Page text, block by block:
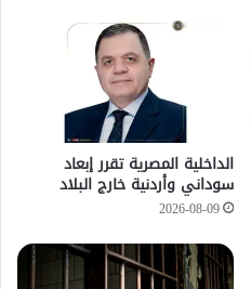
الداخلية المصرية تقرر إبعاد
سوداني وأردنية خارج البلاد
2026-08-09